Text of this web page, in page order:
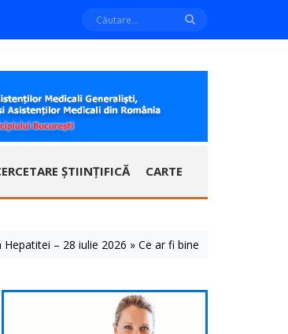
ȘTIINȚIFICĂ CARTE
– 28 iulie 2026 » Ce ar fi bine să știm despre aceste